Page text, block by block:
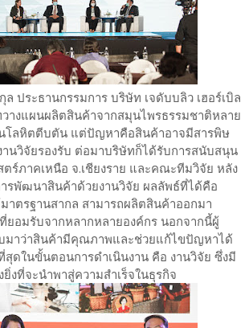
ประธานกรรมการ บริษัท เจดับบลิว เฮอร์เบิล
างแผนผลิตสินค้าจากสมุนไพรธรรมชาติหลาย
โลหิตตีบตัน แต่ปัญหาคือสินค้าอาจมีสารพิษ
นวิจัยรองรับ ต่อมาบริษัทก็ได้รับการสนับสนุน
ร์ภาคเหนือ จ.เชียงราย และคณะทีมวิจัย หลัง
ารพัฒนาสินค้าด้วยงานวิจัย ผลลัพธ์ที่ได้คือ
าตรฐานสากล สามารถผลิตสินค้าออกมา
ยอมรับจากหลากหลายองค์กร นอกจากนี้ผู้
มาว่าสินค้ามีคุณภาพและช่วยแก้ไขปัญหาได้
สุดในขั้นตอนการดำเนินงาน คือ งานวิจัย ซึ่งมี
งที่จะนำพาสู่ความสำเร็จในธุรกิจ